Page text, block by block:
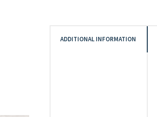
ADDITIONAL INFORMATION